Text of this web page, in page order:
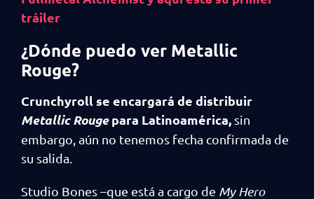
tráiler
¿Dónde puedo ver Metallic
Rouge?
Crunchyroll se encargará de distribuir
Metallic Rougepara Latinoamérica, sin
embargo, aún no tenemos fecha confirmada de
su salida.
Studio Bones –que está a cargo de My Hero